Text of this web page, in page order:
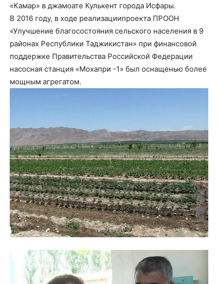
«Камар» в джамоате Кулькент города Исфары.
В 2016 году, в ходе реализациипроекта ПРООН
«Улучшение благосостояния сельского населения в 9
районах Республики Таджикистан» при финансовой
поддержке Правительства Российской Федерации
насосная станция «Мохапри -1» был оснащенью более
мощным агрегатом.